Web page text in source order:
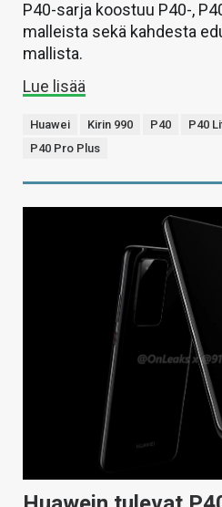
P40-sarja koostuu P40-,
malleista sekä kahdesta
mallista.
Lue lisää
Huawei Kirin 990 P40 P40
P40 Pro Plus